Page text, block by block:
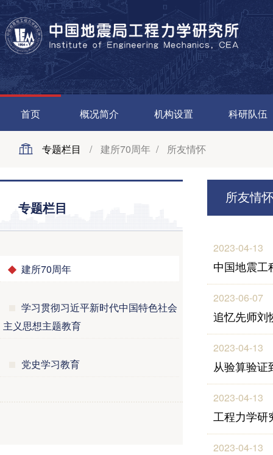
首页 概况简介 机构设置 科研队伍
专题栏目 / 建所70周年 / 所友情怀
专题栏目
建所70周年
学习贯彻习近平新时代中国特色社会
主义思想主题教育
党史学习教育
所友情
2023-04-13
中国地震
2023-06-07
追忆先师刘
2023-04-13
从验算验
2023-04-13
工程力学研
2023-04-13